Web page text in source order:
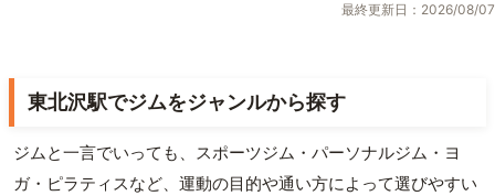
最終更新日：2026/08/07
東北沢駅でジムをジャンルから探す
ジムと一言でいっても、スポーツジム・パーソナルジム・ヨ
ガ・ピラティスなど、運動の目的や通い方によって選びやすい